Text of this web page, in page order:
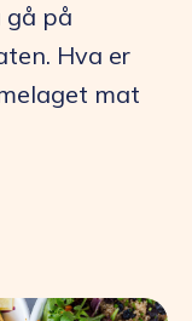
gå på
Hva er
mat